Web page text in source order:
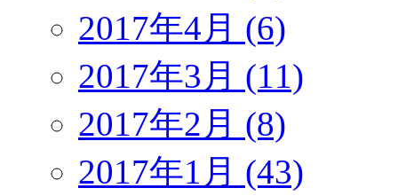
2017年4月 (6)
2017年3月 (11)
2017年2月 (8)
2017年1月 (43)